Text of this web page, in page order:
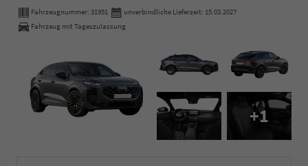
Fahrzeugnummer: 31951 unverbindliche Lieferzeit: 15.03.2027
Fahrzeug mit Tageszulassung
+1